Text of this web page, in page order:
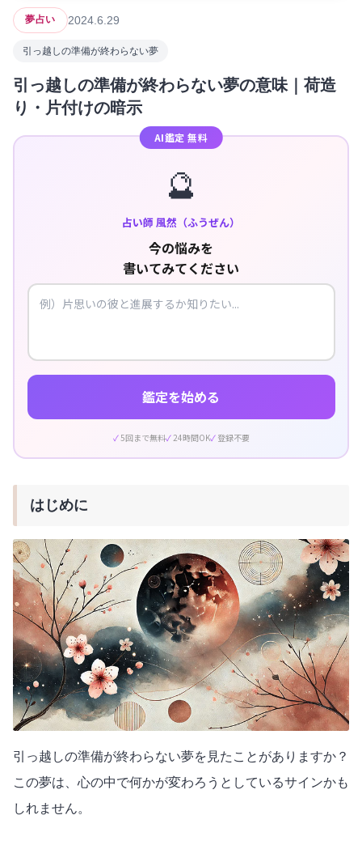
夢占い 2024.6.29
引っ越しの準備が終わらない夢
引っ越しの準備が終わらない夢の意味｜荷造
り・片付けの暗示
AI鑑定 無料
🔮
占い師 風然（ふうぜん）
今の悩みを
書いてみてください
鑑定を始める
5回まで無料 24時間OK 登録不要
はじめに
引っ越しの準備が終わらない夢を見たことがありますか？
この夢は、心の中で何かが変わろうとしているサインかも
しれません。